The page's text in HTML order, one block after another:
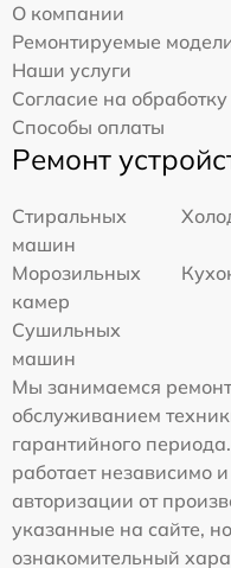
О компании
Ремонтируемые
Наши услуги
Согласие на
Способы оплаты
Ремонт
Стиральных
машин
Морозильных
камер
Сушильных
машин
Мы занимаемся
обслуживанием
гарантийного
работает независимо
авторизации от
указанные на сайте,
ознакомительный